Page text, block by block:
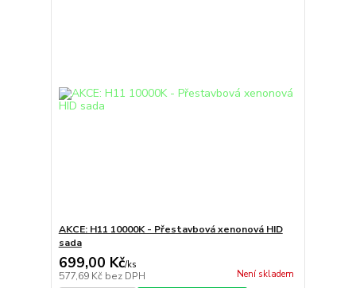
AKCE: H11 10000K - Přestavbová xenonová HID
sada
699,00 Kč/ks
577,69 Kč bez DPH Není skladem